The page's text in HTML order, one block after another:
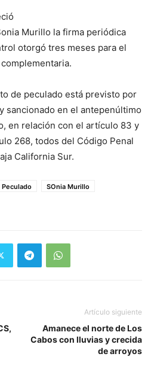
Murillo la firma periódica
otorgó tres meses para el
de peculado está previsto por
sancionado en el antepenúltimo
en relación con el artículo 83 y
268, todos del Código Penal
California Sur.
Peculado
SOnia Murillo
Artículo siguiente
Amanece el norte de Los
Cabos con lluvias y crecida
de arroyos